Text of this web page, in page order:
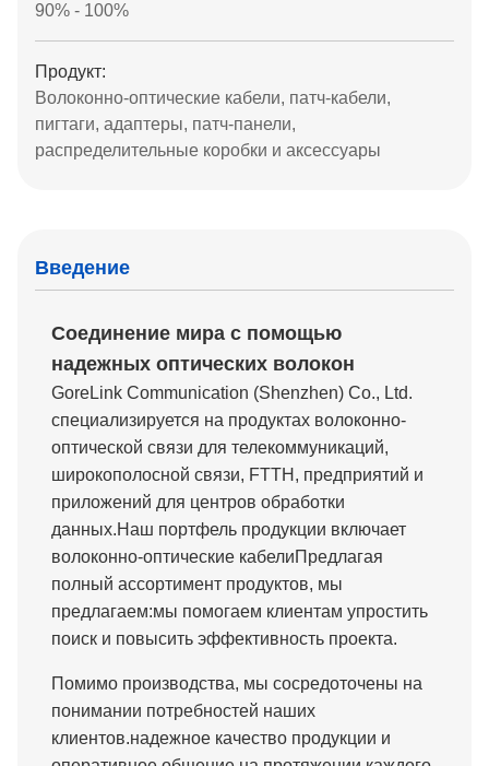
90% - 100%
Продукт:
Волоконно-оптические кабели, патч-кабели,
пигтаги, адаптеры, патч-панели,
распределительные коробки и аксессуары
Введение
Соединение мира с помощью
надежных оптических волокон
GoreLink Communication (Shenzhen) Co., Ltd.
специализируется на продуктах волоконно-
оптической связи для телекоммуникаций,
широкополосной связи, FTTH, предприятий и
приложений для центров обработки
данных.Наш портфель продукции включает
волоконно-оптические кабелиПредлагая
полный ассортимент продуктов, мы
предлагаем:мы помогаем клиентам упростить
поиск и повысить эффективность проекта.
Помимо производства, мы сосредоточены на
понимании потребностей наших
клиентов.надежное качество продукции и